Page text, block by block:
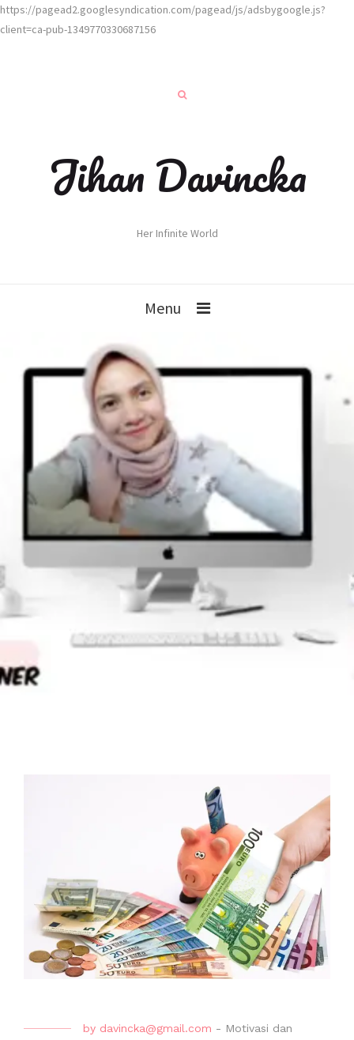
https://pagead2.googlesyndication.com/pagead/js/adsbygoogle.js?
client=ca-pub-1349770330687156
Jihan Davincka
Her Infinite World
Menu
by davincka@gmail.com - Motivasi dan